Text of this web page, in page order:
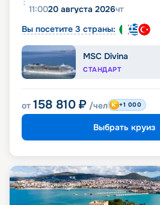
11:0020 августа 2026чт
Вы посетите 3 страны:
MSC Divina
СТАНДАРТ
от 158 810 ₽ /чел +1 000
Выбрать круиз